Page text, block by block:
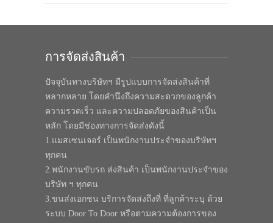
การจัดส่งสินค้า
ปัจจุบันทางบริษัทฯ มีรูปแบบการจัดส่งสินค้าที่
หลากหลาย โดยคำนึงถึงความสะดวกของลูกค้า
ความรวดเร็ว และความปลอดภัยของสินค้าเป็น
หลัก โดยมีช่องทางการจัดส่งดังนี้
1.แมสเซนเจอร์ เป็นพนักงานประจำของบริษัทฯ
ทุกคน
2.พนักงานขับรถ ส่งสินค้า เป็นพนักงานประจำของ
บริษัท ฯ ทุกคน
3.ขนส่งเอกชน บริการจัดส่งถึงที่ ที่ลูกค้าระบุ ด้วย
ระบบ Door To Door หรือตามความต้องการของ